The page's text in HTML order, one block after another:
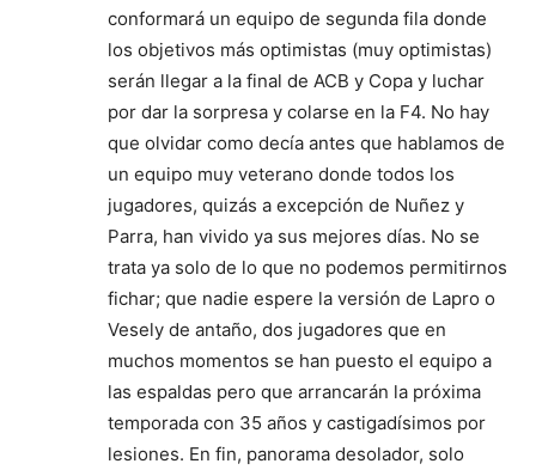
conformará un equipo de segunda fila donde
los objetivos más optimistas (muy optimistas)
serán llegar a la final de ACB y Copa y luchar
por dar la sorpresa y colarse en la F4. No hay
que olvidar como decía antes que hablamos de
un equipo muy veterano donde todos los
jugadores, quizás a excepción de Nuñez y
Parra, han vivido ya sus mejores días. No se
trata ya solo de lo que no podemos permitirnos
fichar; que nadie espere la versión de Lapro o
Vesely de antaño, dos jugadores que en
muchos momentos se han puesto el equipo a
las espaldas pero que arrancarán la próxima
temporada con 35 años y castigadísimos por
lesiones. En fin, panorama desolador, solo